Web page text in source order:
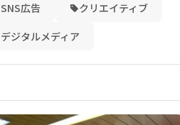
SNS広告
クリエイティブ
デジタルメディア